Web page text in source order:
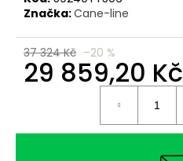
Značka:Cane-line
37 324 Kč –20 %
29 859,20 Kč
u
e
m